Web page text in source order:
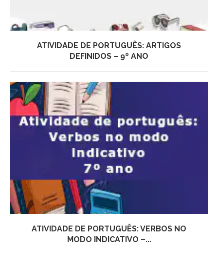
ATIVIDADE DE PORTUGUÊS: ARTIGOS
DEFINIDOS – 9º ANO
ATIVIDADE DE PORTUGUÊS: VERBOS NO
MODO INDICATIVO –...